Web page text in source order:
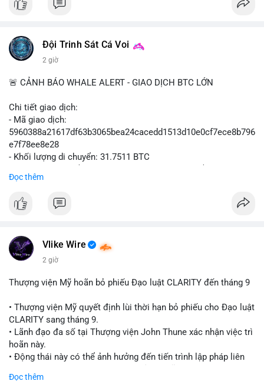
📰 Nguồn: Cointelegraph
Đội Trinh Sát Cá Voi
2 giờ
🚨 CẢNH BÁO WHALE ALERT - GIAO DỊCH BTC LỚN
Chi tiết giao dịch:
- Mã giao dịch:
5960388a21617df63b3065bea24cacedd1513d10e0cf7ece8b796
e7f78ee8e28
- Khối lượng di chuyển: 31.7511 BTC
USD)
Đọc thêm
Vlike Wire
2 giờ
Thượng viện Mỹ hoãn bỏ phiếu Đạo luật CLARITY đến tháng 9
• Thượng viện Mỹ quyết định lùi thời hạn bỏ phiếu cho Đạo luật
CLARITY sang tháng 9.
• Lãnh đạo đa số tại Thượng viện John Thune xác nhận việc trì
hoãn này.
• Động thái này có thể ảnh hưởng đến tiến trình lập pháp liên
Đọc thêm